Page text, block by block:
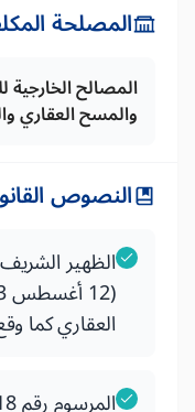
المصلحة
المصالح الخارجية
والمسح العقاري
النصوص
العقاري كما